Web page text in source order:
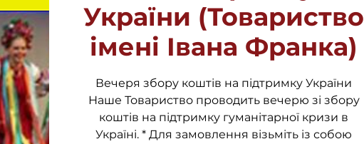
України (Товариство
імені Івана Франка)
Вечеря збору коштів на підтримку України
Наше Товариство проводить вечерю зі збору
коштів на підтримку гуманітарної кризи в
Україні. * Для замовлення візьміть із собою